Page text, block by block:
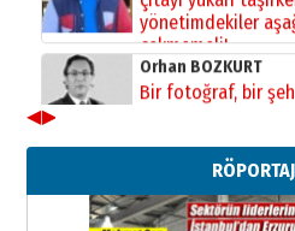
A. Berhan Yılmaz
BİR BÖLÜM DEĞİL,
SEÇİYORSUNUZ…
ATATÜRK
28 Temmuz 2026 Salı
Ahmed Yesevi’den
”Reisimiz” idi…
26 Mart 2026 Perşembe
◀▶